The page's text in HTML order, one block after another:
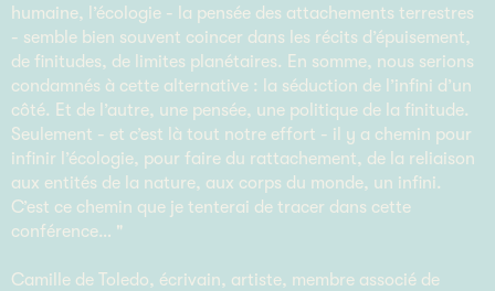
humaine, l’écologie - la pensée des attachements terrestres
- semble bien souvent coincer dans les récits d’épuisement,
de finitudes, de limites planétaires. En somme, nous serions
condamnés à cette alternative : la séduction de l’infini d’un
côté. Et de l’autre, une pensée, une politique de la finitude.
Seulement - et c’est là tout notre effort - il y a chemin pour
infinir l’écologie, pour faire du rattachement, de la reliaison
aux entités de la nature, aux corps du monde, un infini.
C’est ce chemin que je tenterai de tracer dans cette
conférence… "
Camille de Toledo, écrivain, artiste, membre associé de